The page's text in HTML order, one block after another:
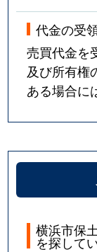
代金の受
売買代金を
及び所有権
ある場合に
横浜市保
を探して